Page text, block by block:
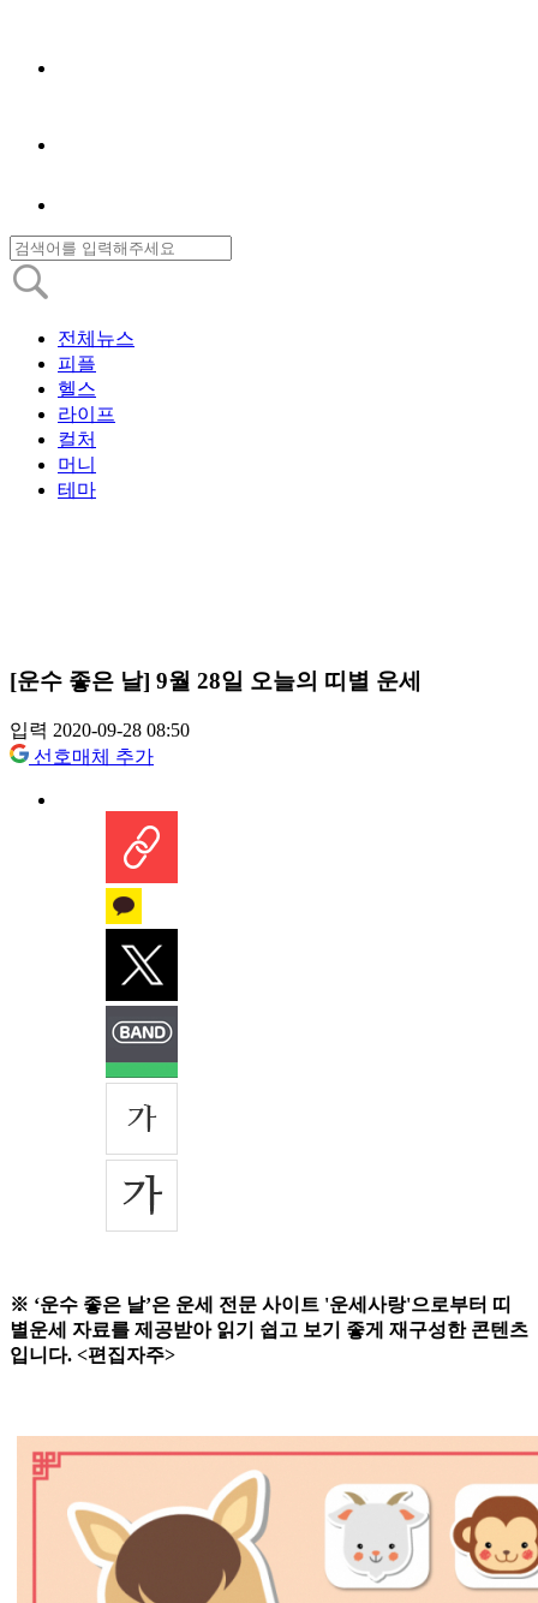
전체뉴스
피플
헬스
라이프
컬처
머니
테마
[운수 좋은 날] 9월 28일 오늘의 띠별 운세
입력 2020-09-28 08:50
선호매체 추가
※ ‘운수 좋은 날’은 운세 전문 사이트 '운세사랑'으로부터 띠
별운세 자료를 제공받아 읽기 쉽고 보기 좋게 재구성한 콘텐츠
입니다. <편집자주>